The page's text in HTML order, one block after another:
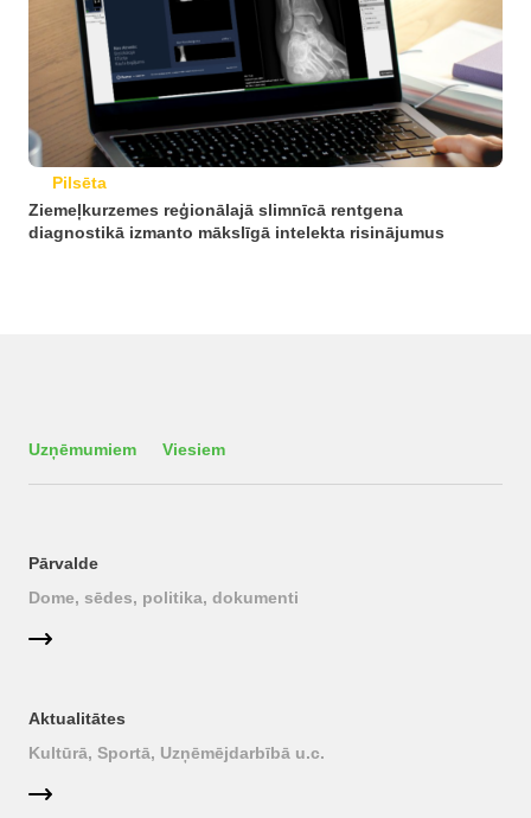
Pilsēta
Ziemeļkurzemes reģionālajā slimnīcā rentgena
diagnostikā izmanto mākslīgā intelekta risinājumus
Uzņēmumiem Viesiem
Pārvalde
Dome, sēdes, politika, dokumenti
Aktualitātes
Kultūrā, Sportā, Uzņēmējdarbībā u.c.